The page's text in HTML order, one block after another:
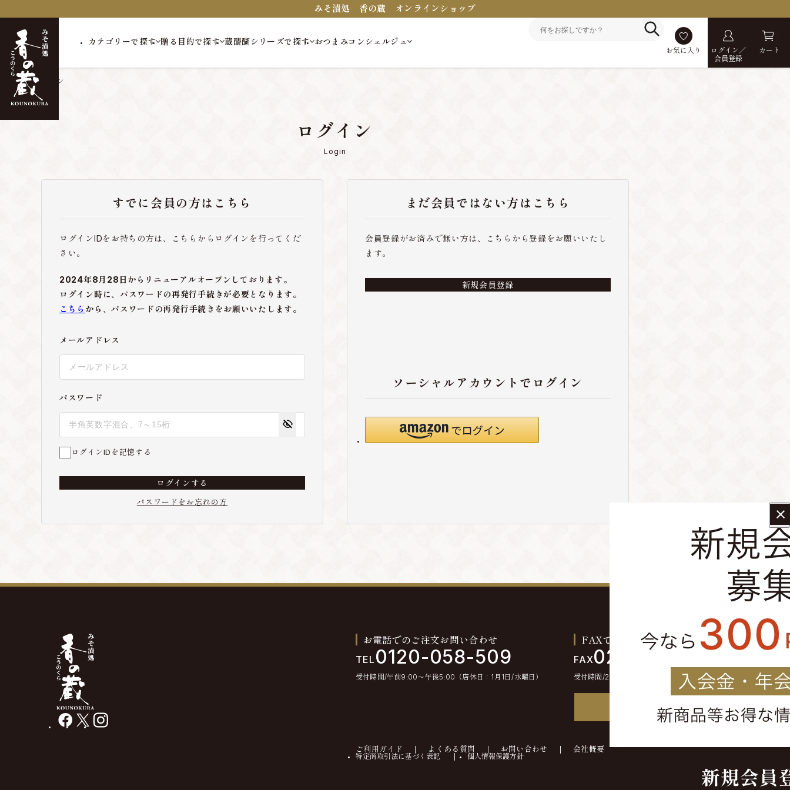
みそ漬処 香の蔵 オンラインショップ
カテゴリーで探す 贈る目的で探す 蔵醍醐シリーズで探す おつまみコンシェルジュ
お気に入り
ログイン／
会員登録
カート
トップ ログイン
ログイン
Login
すでに会員の方はこちら
ログインIDをお持ちの方は、こちらからログインを行ってくだ
さい。
2024年8月28日からリニューアルオープンしております。
ログイン時に、パスワードの再発行手続きが必要となります。
こちら から、パスワードの再発行手続きをお願いいたします。
メールアドレス
パスワード
ログインIDを記憶する
ログインする
パスワードをお忘れの方
まだ会員ではない方はこちら
会員登録がお済みで無い方は、こちらから登録をお願いいたし
ます。
新規会員登録
ソーシャルアカウントでログイン
facebook
X instagram
お電話でのご注文お問い合わせ
TEL 0120-058-509
受付時間/午前9:00〜午後5:00（店休日：1月1日/水曜日）
FAXでのご注文お問い合わせ
FAX0244-46-2355
受付時間/24時間受付
ご利用ガイド よくある質問 お問い合わせ 会社概要
特定商取引法に基づく表記 個人情報保護方針